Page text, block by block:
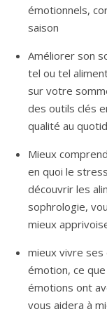
émotionnels,
saison
Améliorer son
tel ou tel
sur votre
des outils clés
qualité au
Mieux
en quoi le
découvrir les
sophrologie,
mieux
mieux vivre ses
émotion, ce
émotions ont
vous aidera à